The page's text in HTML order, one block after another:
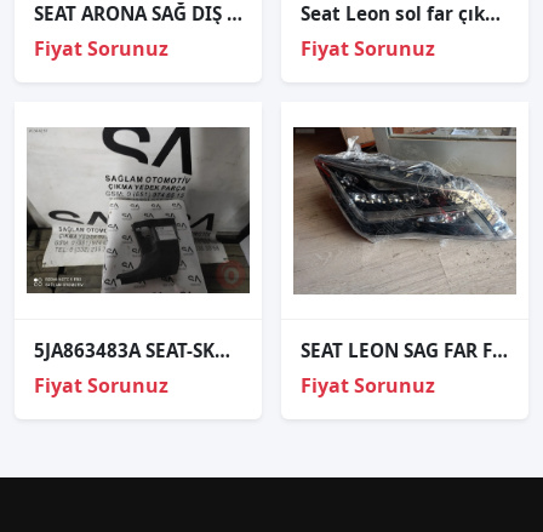
SEAT ARONA SAĞ DIŞ STOP 6F9-945-208-B
Fiyat Sorunuz
Seat Leon sol far çıkma ORJİNAL
Fiyat Sorunuz
5JA863483A SEAT-SKODA TOLEDO-RAPID ÇIKMA SOL ÖN ALT KAPLAMA
Fiyat Sorunuz
SEAT LEON SAG FAR FULLED
Fiyat Sorunuz